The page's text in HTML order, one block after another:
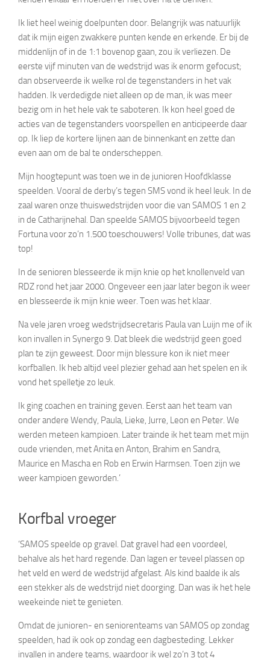
Ik liet heel weinig doelpunten door. Belangrijk was natuurlijk
dat ik mijn eigen zwakkere punten kende en erkende. Er bij de
middenlijn of in de 1:1 bovenop gaan, zou ik verliezen. De
eerste vijf minuten van de wedstrijd was ik enorm gefocust;
dan observeerde ik welke rol de tegenstanders in het vak
hadden. Ik verdedigde niet alleen op de man, ik was meer
bezig om in het hele vak te saboteren. Ik kon heel goed de
acties van de tegenstanders voorspellen en anticipeerde daar
op. Ik liep de kortere lijnen aan de binnenkant en zette dan
even aan om de bal te onderscheppen.
Mijn hoogtepunt was toen we in de junioren Hoofdklasse
speelden. Vooral de derby’s tegen SMS vond ik heel leuk. In de
zaal waren onze thuiswedstrijden voor die van SAMOS 1 en 2
in de Catharijnehal. Dan speelde SAMOS bijvoorbeeld tegen
Fortuna voor zo’n 1.500 toeschouwers! Volle tribunes, dat was
top!
In de senioren blesseerde ik mijn knie op het knollenveld van
RDZ rond het jaar 2000. Ongeveer een jaar later begon ik weer
en blesseerde ik mijn knie weer. Toen was het klaar.
Na vele jaren vroeg wedstrijdsecretaris Paula van Luijn me of ik
kon invallen in Synergo 9. Dat bleek die wedstrijd geen goed
plan te zijn geweest. Door mijn blessure kon ik niet meer
korfballen. Ik heb altijd veel plezier gehad aan het spelen en ik
vond het spelletje zo leuk.
Ik ging coachen en training geven. Eerst aan het team van
onder andere Wendy, Paula, Lieke, Jurre, Leon en Peter. We
werden meteen kampioen. Later trainde ik het team met mijn
oude vrienden, met Anita en Anton, Brahim en Sandra,
Maurice en Mascha en Rob en Erwin Harmsen. Toen zijn we
weer kampioen geworden.’
Korfbal vroeger
‘SAMOS speelde op gravel. Dat gravel had een voordeel,
behalve als het hard regende. Dan lagen er teveel plassen op
het veld en werd de wedstrijd afgelast. Als kind baalde ik als
een stekker als de wedstrijd niet doorging. Dan was ik het hele
weekeinde niet te genieten.
Omdat de junioren- en seniorenteams van SAMOS op zondag
speelden, had ik ook op zondag een dagbesteding. Lekker
invallen in andere teams, waardoor ik wel zo’n 3 tot 4